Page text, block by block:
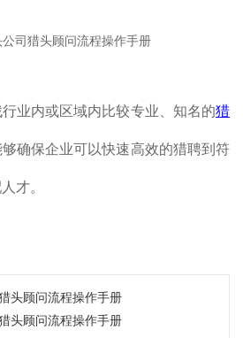
业内或区域内比较专业、知名的猎
确保企业可以快速高效的猎聘到符
才。
头顾问流程操作手册
头顾问流程操作手册